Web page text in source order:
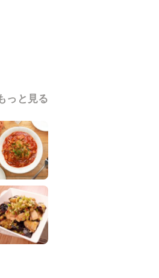
っと見る